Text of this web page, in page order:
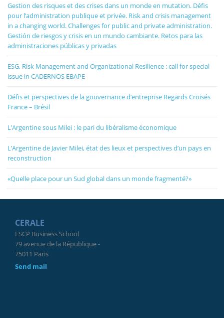
Gestion des risques et des crises dans un monde en mutation. Défis
pour l’administration publique et privée. Risk and crisis management
in a changing world. Challenges for public and private administration.
Gestión de riesgos y crisis en un mundo cambiante. Retos para las
administraciones públicas y privadas
ESG, Risk Management and Organizational Resilience : call for special
issue in CADERNOS EBAPE
Défis et perspectives de la gouvernance d’entreprise Regards Croisés
France – Brésil
L’Argentine sous Milei : le pari du libéralisme économique
L’Argentine de Javier Milei, état des lieux et perspectives d’un pays en
reconstruction
«Quelle place pour un Sud global dans un monde fragmenté?»
CERALE
ESCP Business School
79 avenue de la République -
75011 Paris
Send mail